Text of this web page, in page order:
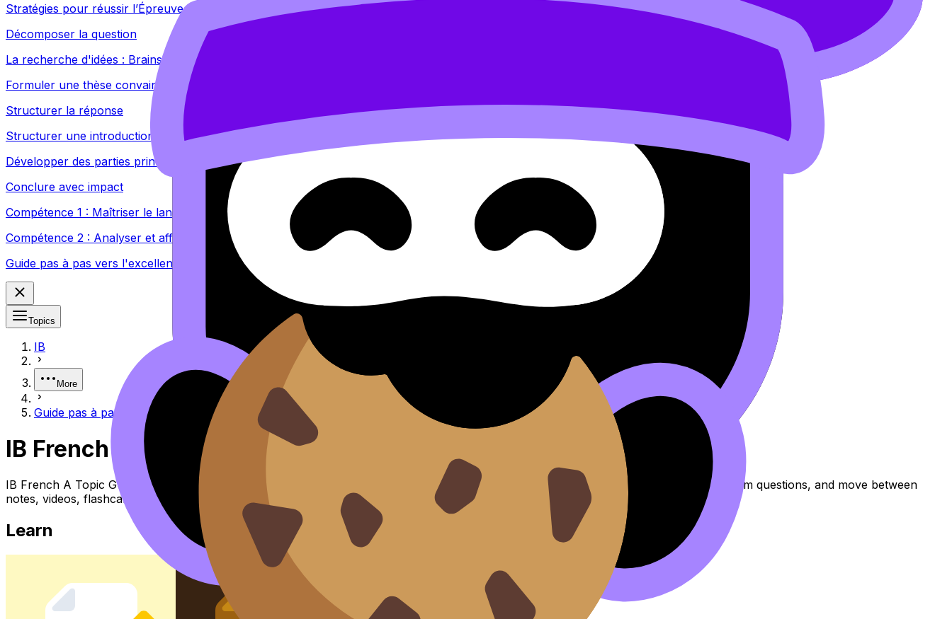
Stratégies pour réussir l’Épreuve 2
Décomposer la question
La recherche d'idées : Brainstorming et mindmapping
Formuler une thèse convaincante
Structurer la réponse
Structurer une introduction efficace
Développer des parties principales claires et cohérentes
Conclure avec impact
Compétence 1 : Maîtriser le langage de comparaison
Compétence 2 : Analyser et affiner en profondeur
Guide pas à pas vers l'excellence
Topics
IB
More
Guide pas à pas vers l'excellence
IB French A Guide Pas à Pas Vers L'excellence
IB French A Topic Guide Pas à Pas Vers L'excellence (SL/HL) covers syllabus content. Use these Notes to review the topic, practise exam questions, and move between
notes, videos, flashcards, and lessons where available.
Learn